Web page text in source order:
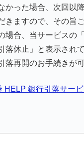
かった場合、次回以
きますので、その旨
場合、当サービスの
落休止」と表示され
落再開のお手続きが可
HELP 銀行引落サー